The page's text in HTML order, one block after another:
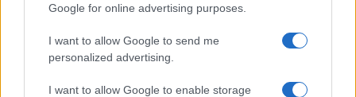
Google for online advertising purposes.
I want to allow Google to send me
personalized advertising.
I want to allow Google to enable storage